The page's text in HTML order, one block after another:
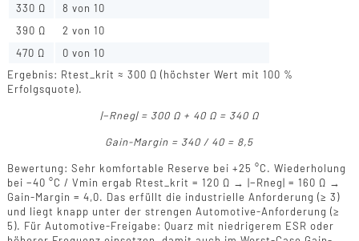
330 Ω
8 von 10
390 Ω
2 von 10
470 Ω
0 von 10
Ergebnis: Rtest_krit ≈ 300 Ω (höchster Wert mit 100 %
Erfolgsquote).
|−Rneg| = 300 Ω + 40 Ω = 340 Ω
Gain-Margin = 340 / 40 = 8,5
Bewertung: Sehr komfortable Reserve bei +25 °C. Wiederholung
bei −40 °C / Vmin ergab Rtest_krit = 120 Ω → |−Rneg| = 160 Ω →
Gain-Margin = 4,0. Das erfüllt die industrielle Anforderung (≥ 3)
und liegt knapp unter der strengen Automotive-Anforderung (≥
5). Für Automotive-Freigabe: Quarz mit niedrigerem ESR oder